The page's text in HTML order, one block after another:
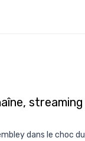
streaming
dans le choc du